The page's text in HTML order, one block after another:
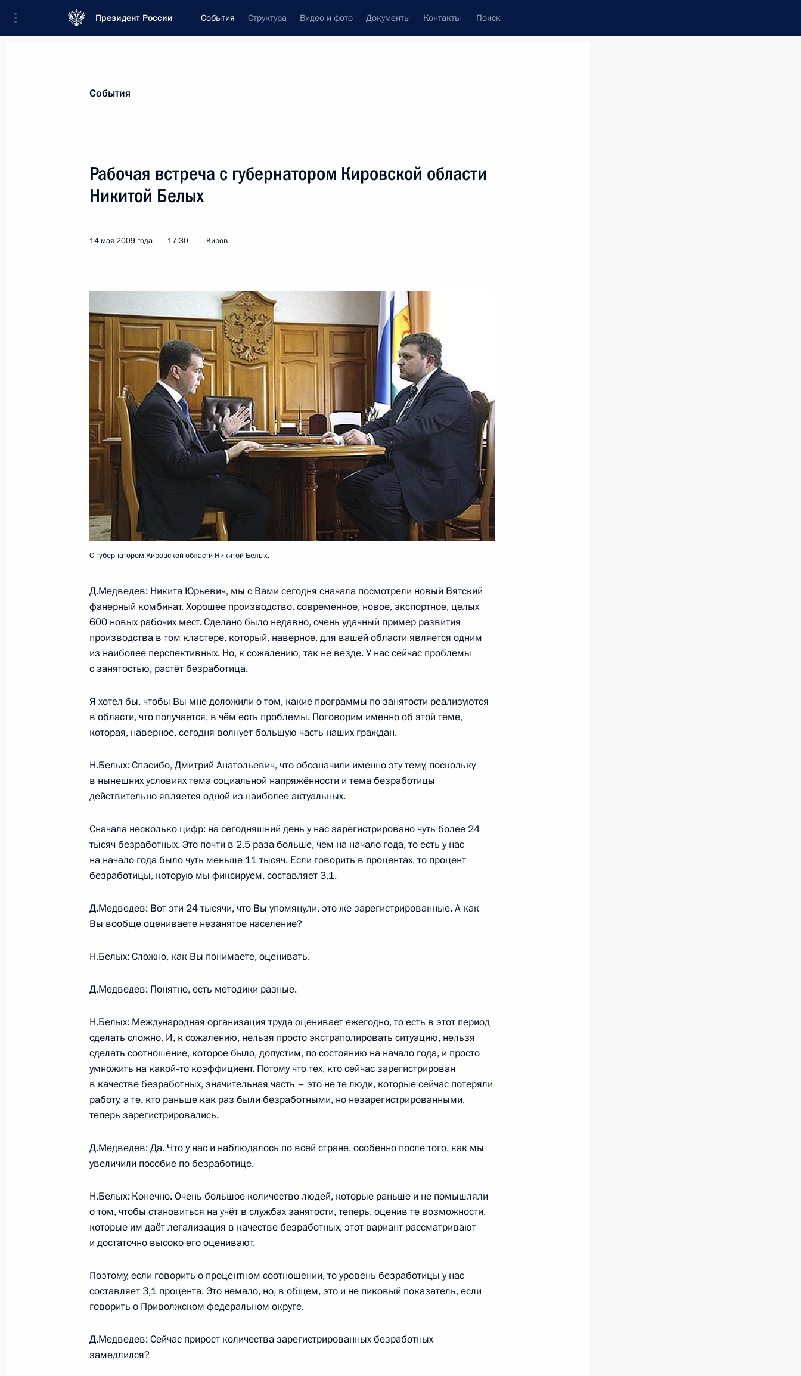
Президент России События Структура Видео и фото Документы Контакты Поиск
Новости
Разговор с Дмитрием Медведевым. Ответы на вопросы ведущего
художественного журнала «Мурзилка» с 85-летием со дня выхода
первого номера
16 мая 2009 года, 11:00
15 мая 2009 года, пятница
Дмитрий Медведев направил приветствие участникам
торжественного вечера, посвящённого подведению итогов
сезона Континентальной хоккейной лиги 2008–2009 годов
15 мая 2009 года, 19:00
Совещание с постоянными членами Совета Безопасности 1
Поручения Правительству и Центральному банку по итогам
совещания, посвящённого развитию банковской системы
15 мая 2009 года, 15:10
развития экономики
15 мая 2009 года, 14:30 Московская область, Горки
Встреча с министрами иностранных дел государств – членов
Шанхайской организации сотрудничества (ШОС)
Дмитрий Медведев поздравил Владимира Воронина
Молдова
15 мая 2009 года, 12:00
Дмитрий Медведев направил приветствие участникам и гостям
Невского международного экологического конгресса
15 мая 2009 года, 11:30
Дмитрий Медведев поздравил академика Российской академии
медицинских наук, научного руководителя терапевтической
клиники МОНИКИ Николая Палеева с 80-летием
Совещание по вопросам социально-экономического развития
Приволжского федерального округа
14 мая 2009 года, 20:00 Киров
Посещение художественного музея имени В.М. и А.М.Васнецовых
События
Рабочая встреча с губернатором Кировской области
Никитой Белых
14 мая 2009 года 17:30 Киров
С губернатором Кировской области Никитой Белых.
Д.Медведев: Никита Юрьевич, мы с Вами сегодня сначала посмотрели новый Вятский
фанерный комбинат. Хорошее производство, современное, новое, экспортное, целых
600 новых рабочих мест. Сделано было недавно, очень удачный пример развития
производства в том кластере, который, наверное, для вашей области является одним
из наиболее перспективных. Но, к сожалению, так не везде. У нас сейчас проблемы
с занятостью, растёт безработица.
Я хотел бы, чтобы Вы мне доложили о том, какие программы по занятости реализуются
в области, что получается, в чём есть проблемы. Поговорим именно об этой теме,
которая, наверное, сегодня волнует большую часть наших граждан.
Н.Белых: Спасибо, Дмитрий Анатольевич, что обозначили именно эту тему, поскольку
в нынешних условиях тема социальной напряжённости и тема безработицы
действительно является одной из наиболее актуальных.
Сначала несколько цифр: на сегодняшний день у нас зарегистрировано чуть более 24
тысяч безработных. Это почти в 2,5 раза больше, чем на начало года, то есть у нас
на начало года было чуть меньше 11 тысяч. Если говорить в процентах, то процент
безработицы, которую мы фиксируем, составляет 3,1.
Д.Медведев: Вот эти 24 тысячи, что Вы упомянули, это же зарегистрированные. А как
Вы вообще оцениваете незанятое население?
Н.Белых: Сложно, как Вы понимаете, оценивать.
Д.Медведев: Понятно, есть методики разные.
Н.Белых: Международная организация труда оценивает ежегодно, то есть в этот период
сделать сложно. И, к сожалению, нельзя просто экстраполировать ситуацию, нельзя
сделать соотношение, которое было, допустим, по состоянию на начало года, и просто
умножить на какой‑то коэффициент. Потому что тех, кто сейчас зарегистрирован
в качестве безработных, значительная часть – это не те люди, которые сейчас потеряли
работу, а те, кто раньше как раз были безработными, но незарегистрированными,
теперь зарегистрировались.
Д.Медведев: Да. Что у нас и наблюдалось по всей стране, особенно после того, как мы
увеличили пособие по безработице.
Н.Белых: Конечно. Очень большое количество людей, которые раньше и не помышляли
о том, чтобы становиться на учёт в службах занятости, теперь, оценив те возможности,
которые им даёт легализация в качестве безработных, этот вариант рассматривают
и достаточно высоко его оценивают.
Поэтому, если говорить о процентном соотношении, то уровень безработицы у нас
составляет 3,1 процента. Это немало, но, в общем, это и не пиковый показатель, если
говорить о Приволжском федеральном округе.
Д.Медведев: Сейчас прирост количества зарегистрированных безработных
замедлился?